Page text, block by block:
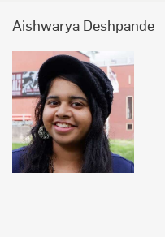
Aishwarya Deshpande